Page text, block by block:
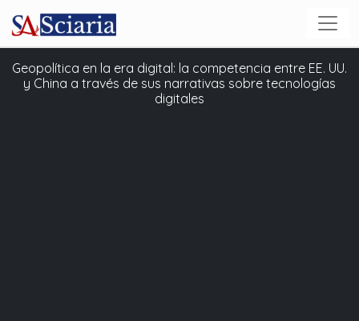
Geopolítica en la era digital: la competencia entre EE. UU.
y China a través de sus narrativas sobre tecnologías
digitales